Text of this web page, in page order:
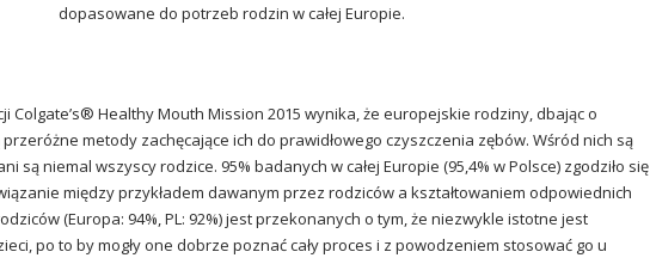
dopasowane do potrzeb rodzin w całej Europie.
Healthy Mouth Mission 2015 wynika, że europejskie rodziny, dbając o
metody zachęcające ich do prawidłowego czyszczenia zębów. Wśród nich są
są niemal wszyscy rodzice. 95% badanych w całej Europie (95,4% w Polsce) zgodziło się
między przykładem dawanym przez rodziców a kształtowaniem odpowiednich
(Europa: 94%, PL: 92%) jest przekonanych o tym, że niezwykle istotne jest
po to by mogły one dobrze poznać cały proces i z powodzeniem stosować go u